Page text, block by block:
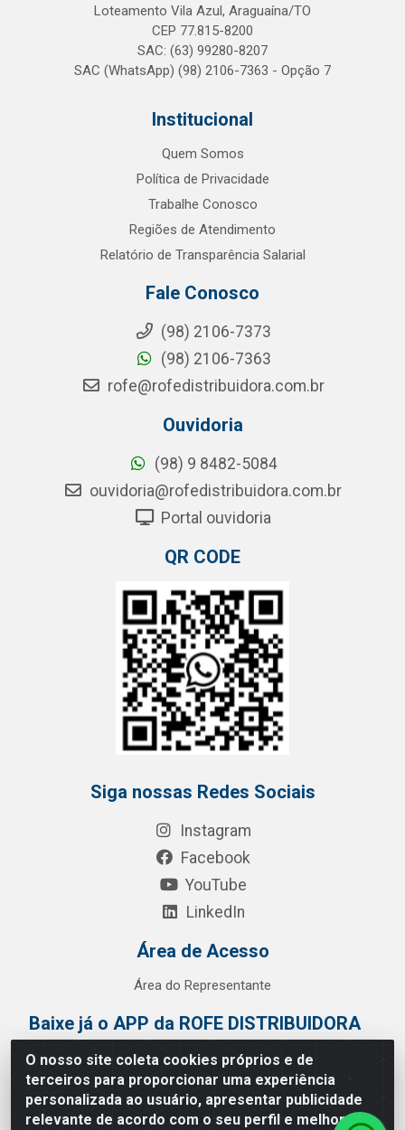
O nosso site coleta cookies próprios e de
terceiros para proporcionar uma experiência
personalizada ao usuário, apresentar publicidade
relevante de acordo com o seu perfil e melhorar a
Loteamento Vila Azul, Araguaína/TO
CEP 77.815-8200
SAC: (63) 99280-8207
SAC (WhatsApp) (98) 2106-7363 - Opção 7
Institucional
Quem Somos
Política de Privacidade
Trabalhe Conosco
Regiões de Atendimento
Relatório de Transparência Salarial
Fale Conosco
(98) 2106-7373
(98) 2106-7363
rofe@rofedistribuidora.com.br
Ouvidoria
(98) 9 8482-5084
ouvidoria@rofedistribuidora.com.br
Portal ouvidoria
QR CODE
Siga nossas Redes Sociais
Instagram
Facebook
YouTube
LinkedIn
Área de Acesso
Área do Representante
Baixe já o APP da ROFE DISTRIBUIDORA